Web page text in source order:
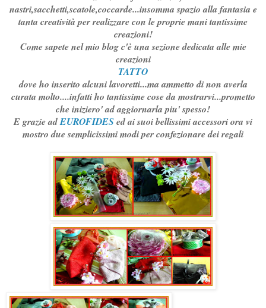
nastri,sacchetti,scatole,coccarde...insomma spazio alla fantasia e
tanta creatività per realizzare con le proprie mani tantissime
creazioni!
Come sapete nel mio blog c'è una sezione dedicata alle mie
creazioni
TATTO
dove ho inserito alcuni lavoretti...ma ammetto di non averla
curata molto....infatti ho tantissime cose da mostrarvi...prometto
che iniziero' ad aggiornarla piu' spesso!
E grazie adEUROFIDESed ai suoi bellissimi accessori ora vi
mostro due semplicissimi modi per confezionare dei regali